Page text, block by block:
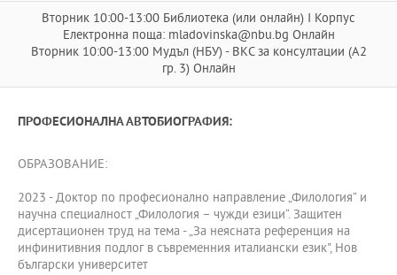
Вторник 10:00-13:00 Библиотека (или онлайн) I Корпус
Електронна поща: mladovinska@nbu.bg Онлайн
Вторник 10:00-13:00 Мудъл (НБУ) - ВКС за консултации (А2
гр. 3) Онлайн
ПРОФЕСИОНАЛНА АВТОБИОГРАФИЯ:
ОБРАЗОВАНИЕ:
2023 - Доктор по професионално направление „Филология“ и
научна специалност „Филология – чужди езици“. Защитен
дисертационен труд на тема - „За неясната референция на
инфинитивния подлог в съвременния италиански език", Нов
български университет